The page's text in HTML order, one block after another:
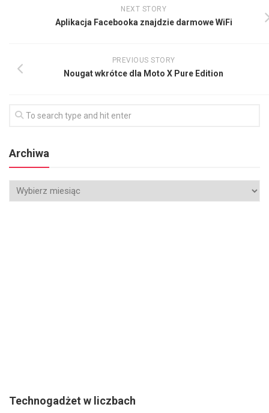
NEXT STORY
Aplikacja Facebooka znajdzie darmowe WiFi
PREVIOUS STORY
Nougat wkrótce dla Moto X Pure Edition
Archiwa
Technogadżet w liczbach